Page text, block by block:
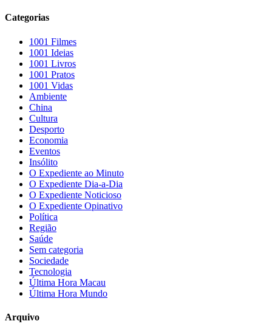
Categorias
1001 Filmes
1001 Ideias
1001 Livros
1001 Pratos
1001 Vidas
Ambiente
China
Cultura
Desporto
Economia
Eventos
Insólito
O Expediente ao Minuto
O Expediente Dia-a-Dia
O Expediente Noticioso
O Expediente Opinativo
Política
Região
Saúde
Sem categoria
Sociedade
Tecnologia
Última Hora Macau
Última Hora Mundo
Arquivo